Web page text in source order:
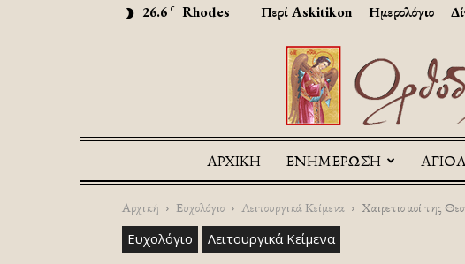
26.6 C Rhodes Περί Askitikon Ημερολόγιο
ΑΡΧΙΚΉ ΕΝΗΜΕΡΩΣΗ
Αρχική Ευχολόγιο Λειτουργικά Κείμενα Χαιρετισμοί της
Ευχολόγιο Λειτουργικά Κείμενα